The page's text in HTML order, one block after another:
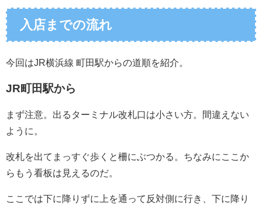
入店までの流れ
今回はJR横浜線 町田駅からの道順を紹介。
JR町田駅から
まず注意。出るターミナル改札口は小さい方。間違えない
ように。
改札を出てまっすぐ歩くと柵にぶつかる。ちなみにここか
らもう看板は見えるのだ。
ここでは下に降りずに上を通って反対側に行き、下に降り